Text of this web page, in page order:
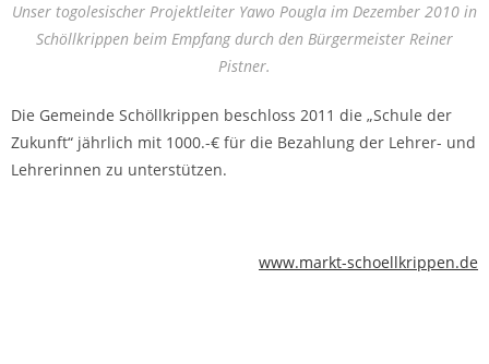
Unser togolesischer Projektleiter Yawo Pougla im Dezember 2010 in
Schöllkrippen beim Empfang durch den Bürgermeister Reiner
Pistner.
Die Gemeinde Schöllkrippen beschloss 2011 die „Schule der
Zukunft“ jährlich mit 1000.-€ für die Bezahlung der Lehrer- und
Lehrerinnen zu unterstützen.
www.markt-schoellkrippen.de